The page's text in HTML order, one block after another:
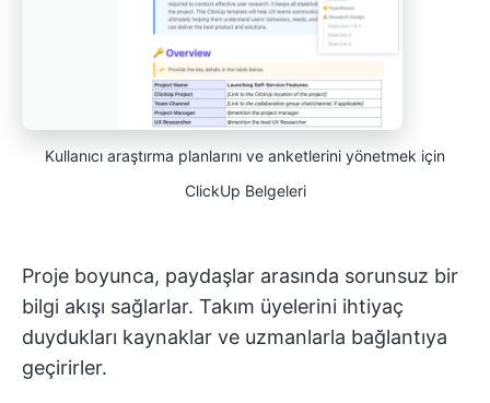
Kullanıcı araştırma planlarını ve anketlerini yönetmek için
ClickUp Belgeleri
Proje boyunca, paydaşlar arasında sorunsuz bir
bilgi akışı sağlarlar. Takım üyelerini ihtiyaç
duydukları kaynaklar ve uzmanlarla bağlantıya
geçirirler.